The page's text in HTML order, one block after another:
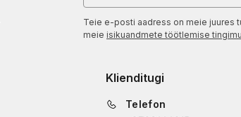
Teie e-posti aadress on meie juures
meie isikuandmete töötlemise
Klienditugi
Telefon